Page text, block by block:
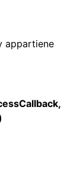
appartiene